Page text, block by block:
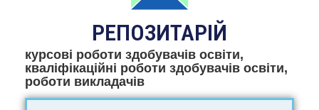
РЕПОЗИТАРІЙ
курсові роботи здобувачів освіти,
кваліфікаційні роботи здобувачів освіти,
роботи викладачів